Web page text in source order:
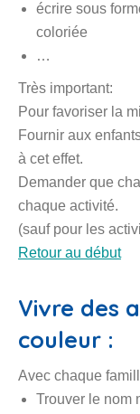
écrire sous
coloriée
…
Très important:
Pour favoriser la
Fournir aux
à cet effet.
Demander que
chaque activité.
(sauf pour les
Retour au début
Vivre des
couleur :
Avec chaque
Trouver le nom